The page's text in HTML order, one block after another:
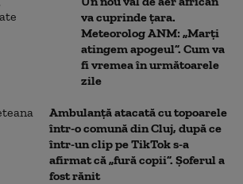
va cuprinde țara.
Meteorolog ANM: „Marți
atingem apogeul”. Cum va
fi vremea în următoarele
zile
Ambulanţă atacată cu topoarele
într-o comună din Cluj, după ce
într-un clip pe TikTok s-a
afirmat că „fură copii”. Șoferul a
fost rănit